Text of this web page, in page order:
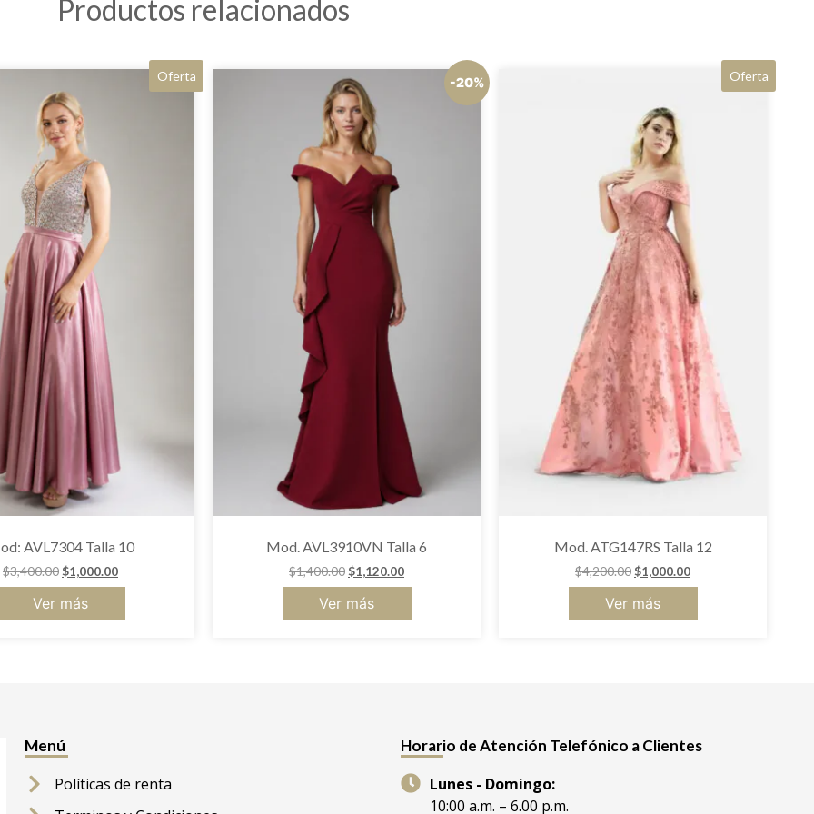
Productos relacionados
Oferta
AVL7304 Talla 10
$3,400.00$1,000.00
Ver más
-20%
Mod. AVL3910VN Talla 6
$1,400.00$1,120.00
Ver más
Oferta
Mod. ATG147RS Talla 12
$4,200.00$1,000.00
Ver más
Menú
Políticas de renta
Horario de Atención Telefónico a Clientes
Lunes - Domingo:
10:00 a.m. – 6.00 p.m.